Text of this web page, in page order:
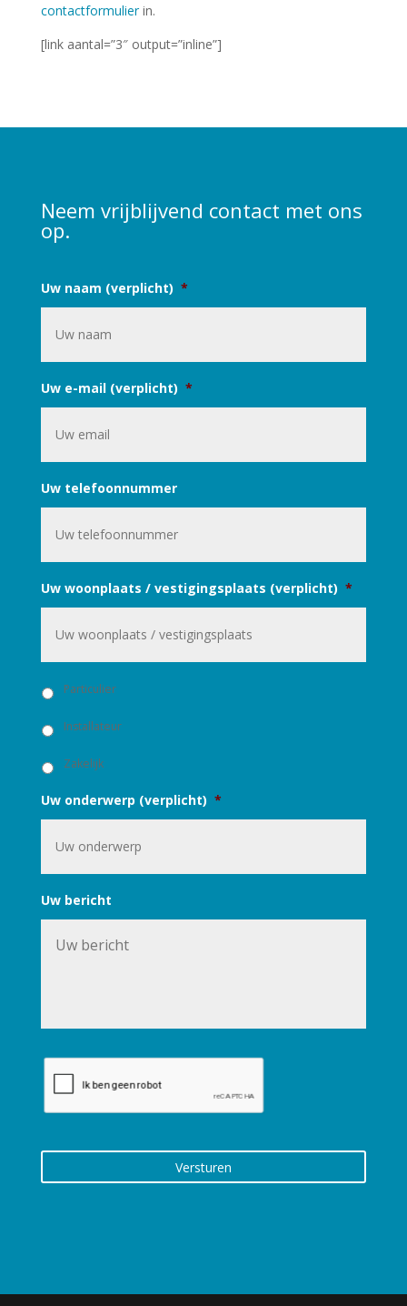
contactformulierin.
[link aantal=”3″ output=”inline”]
Neem vrijblijvend contact met ons
op.
Uw naam (verplicht) *
Uw e-mail (verplicht) *
Uw telefoonnummer
Uw woonplaats / vestigingsplaats (verplicht) *
U
b
n
:
Particulier
Installateur
Zakelijk
Uw onderwerp (verplicht) *
Uw bericht